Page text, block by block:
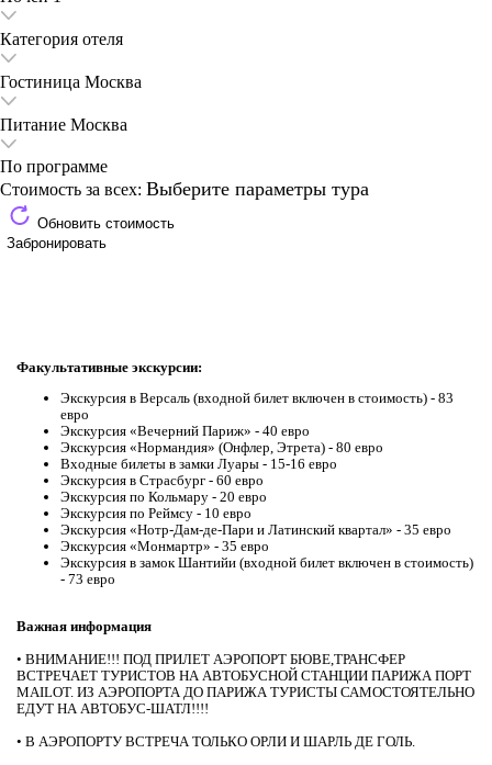
Категория отеля
Гостиница Москва
Питание Москва
По программе
Стоимость за всех: Выберите параметры тура
Обновить стоимость
Забронировать
Факультативные экскурсии:
Экскурсия в Версаль (входной билет включен в стоимость) - 83
евро
Экскурсия «Вечерний Париж» - 40 евро
Экскурсия «Нормандия» (Онфлер, Этрета) - 80 евро
Входные билеты в замки Луары - 15-16 евро
Экскурсия в Страсбург - 60 евро
Экскурсия по Кольмару - 20 евро
Экскурсия по Реймсу - 10 евро
Экскурсия «Нотр-Дам-де-Пари и Латинский квартал» - 35 евро
Экскурсия «Монмартр» - 35 евро
Экскурсия в замок Шантийи (входной билет включен в стоимость)
- 73 евро
Важная информация
• ВНИМАНИЕ!!! ПОД ПРИЛЕТ АЭРОПОРТ БЮВЕ,ТРАНСФЕР
ВСТРЕЧАЕТ ТУРИСТОВ НА АВТОБУСНОЙ СТАНЦИИ ПАРИЖА ПОРТ
MAILOT. ИЗ АЭРОПОРТА ДО ПАРИЖА ТУРИСТЫ САМОСТОЯТЕЛЬНО
ЕДУТ НА АВТОБУС-ШАТЛ!!!!
• В АЭРОПОРТУ ВСТРЕЧА ТОЛЬКО ОРЛИ И ШАРЛЬ ДЕ ГОЛЬ.